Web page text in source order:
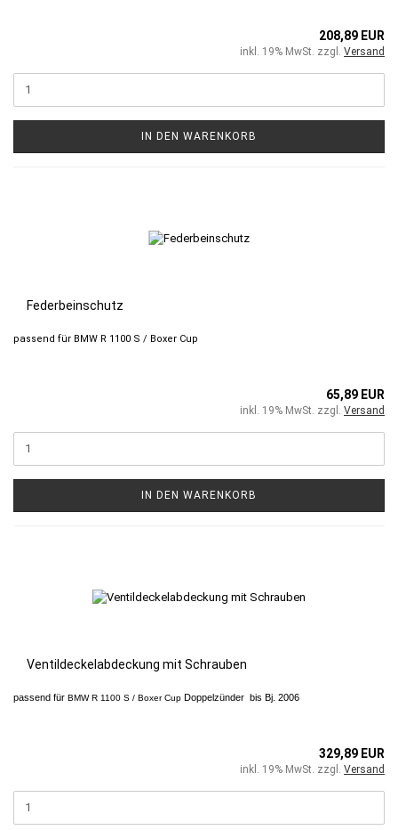
208,89 EUR
inkl. 19% MwSt. zzgl. Versand
IN DEN WARENKORB
Federbeinschutz
passend für BMW R 1100 S / Boxer Cup
65,89 EUR
inkl. 19% MwSt. zzgl. Versand
IN DEN WARENKORB
Ventildeckelabdeckung mit Schrauben
passend für BMW R 1100 S / Boxer Cup Doppelzünder bis Bj. 2006
329,89 EUR
inkl. 19% MwSt. zzgl. Versand